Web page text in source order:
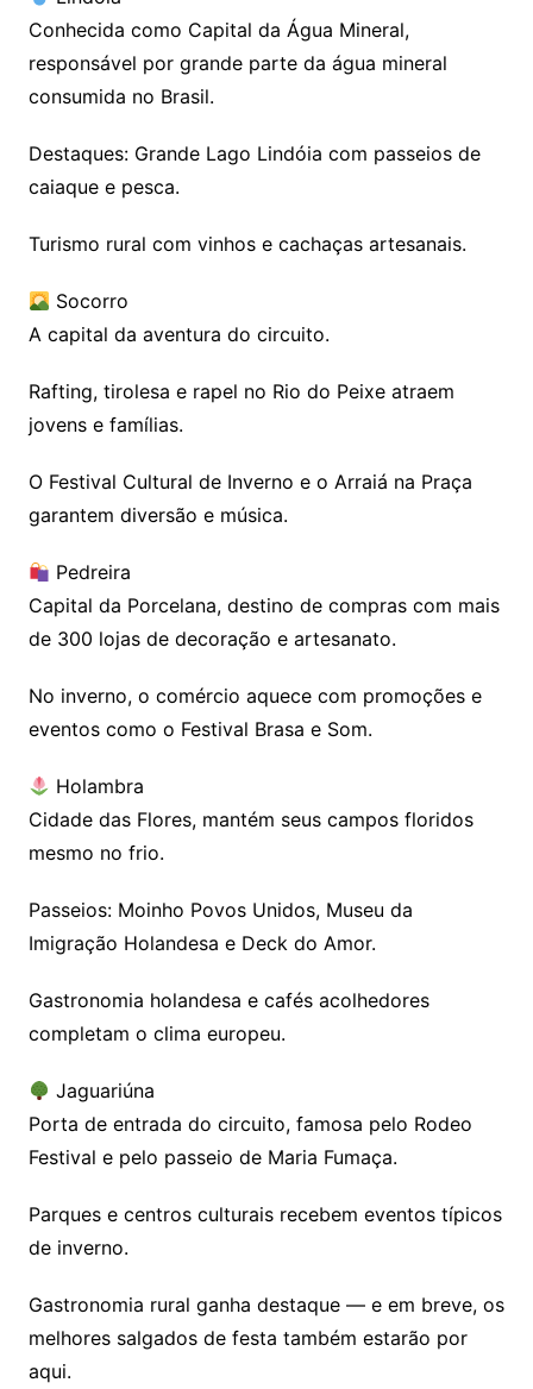
Conhecida como Capital da Água Mineral,
responsável por grande parte da água mineral
consumida no Brasil.
Destaques: Grande Lago Lindóia com passeios de
caiaque e pesca.
Turismo rural com vinhos e cachaças artesanais.
Socorro
A capital da aventura do circuito.
Rafting, tirolesa e rapel no Rio do Peixe atraem
jovens e famílias.
O Festival Cultural de Inverno e o Arraiá na Praça
garantem diversão e música.
Pedreira
Capital da Porcelana, destino de compras com mais
de 300 lojas de decoração e artesanato.
No inverno, o comércio aquece com promoções e
eventos como o Festival Brasa e Som.
Holambra
Cidade das Flores, mantém seus campos floridos
mesmo no frio.
Passeios: Moinho Povos Unidos, Museu da
Imigração Holandesa e Deck do Amor.
Gastronomia holandesa e cafés acolhedores
completam o clima europeu.
Jaguariúna
Porta de entrada do circuito, famosa pelo Rodeo
Festival e pelo passeio de Maria Fumaça.
Parques e centros culturais recebem eventos típicos
de inverno.
Gastronomia rural ganha destaque — e em breve, os
melhores salgados de festa também estarão por
aqui.